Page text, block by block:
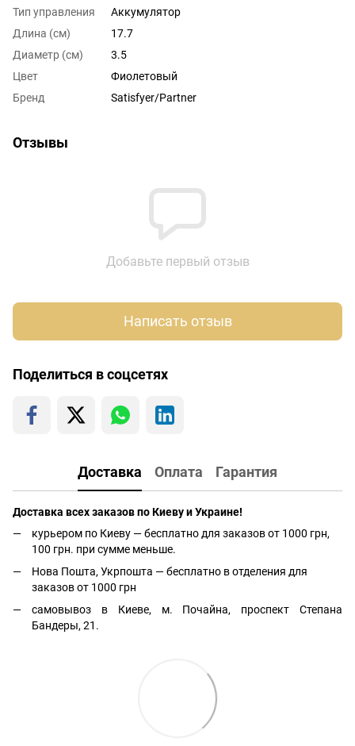
Тип управления
Аккумулятор
Длина (см)
17.7
Диаметр (см)
3.5
Цвет
Фиолетовый
Бренд
Satisfyer/Partner
Отзывы
Добавьте первый отзыв
Написать отзыв
Поделиться в соцсетях
Доставка Оплата Гарантия
Доставка всех заказов по Киеву и Украине!
курьером по Киеву — бесплатно для заказов от 1000 грн,
100 грн. при сумме меньше.
Нова Пошта, Укрпошта — бесплатно в отделения для
заказов от 1000 грн
самовывоз в Киеве, м. Почайна, проспект Степана
Бандеры, 21.